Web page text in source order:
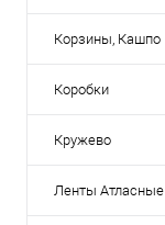
Корзины, Кашпо
Коробки
Кружево
Ленты Атласные